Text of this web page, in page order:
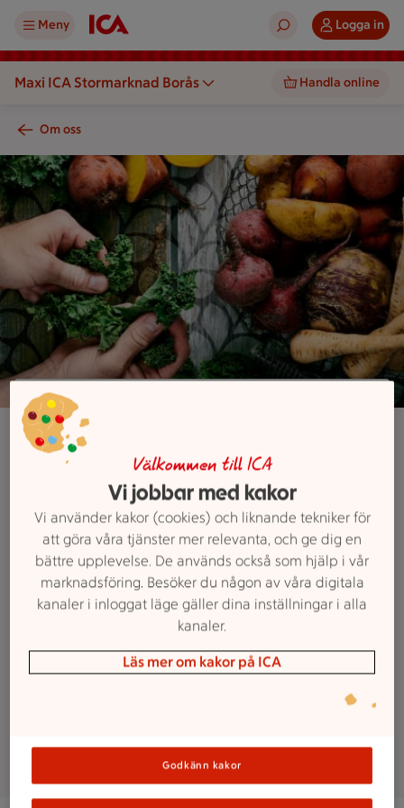
Meny Logga in
Maxi ICA Stormarknad Borås Handla online
Om oss
En person river sönder grönsaksblad bredvid en samling
Din matglädje är
viktig för oss
Hos oss står matglädjen och den
goda måltiden i centrum. Och det
är ingen hemlighet att frukt- och
gröntavdelningen är vår stolthet. Vi
följer svensk standard i
Välkommen till ICA
Vi jobbar med kakor
Vi använder kakor (cookies) och liknande tekniker för
att göra våra tjänster mer relevanta, och ge dig en
bättre upplevelse. De används också som hjälp i vår
marknadsföring. Besöker du någon av våra digitala
kanaler i inloggat läge gäller dina inställningar i alla
kanaler.
Läs mer om kakor på ICA
Godkänn kakor